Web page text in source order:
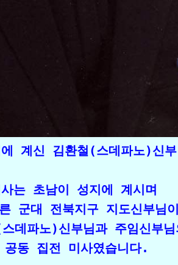
계신 김환철(스데파노)신
사는 초남이 성지에 계시며
군대 전북지구 지도신부님
데파노)신부님과 주임신부
공동 집전 미사였습니다.